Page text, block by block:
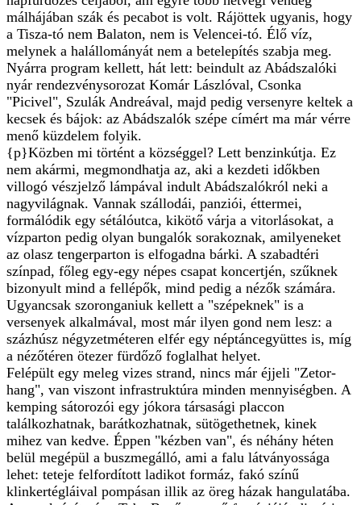
málhájában szák és pecabot is volt. Rájöttek ugyanis, hogy
a Tisza-tó nem Balaton, nem is Velencei-tó. Élő víz,
melynek a halállományát nem a betelepítés szabja meg.
Nyárra program kellett, hát lett: beindult az Abádszalóki
nyár rendezvénysorozat Komár Lászlóval, Csonka
"Picivel", Szulák Andreával, majd pedig versenyre keltek a
kecsek és bájok: az Abádszalók szépe címért ma már vérre
menő küzdelem folyik.
{p}Közben mi történt a községgel? Lett benzinkútja. Ez
nem akármi, megmondhatja az, aki a kezdeti időkben
villogó vészjelző lámpával indult Abádszalókról neki a
nagyvilágnak. Vannak szállodái, panziói, éttermei,
formálódik egy sétálóutca, kikötő várja a vitorlásokat, a
vízparton pedig olyan bungalók sorakoznak, amilyeneket
az olasz tengerparton is elfogadna bárki. A szabadtéri
színpad, főleg egy-egy népes csapat koncertjén, szűknek
bizonyult mind a fellépők, mind pedig a nézők számára.
Ugyancsak szoronganiuk kellett a "szépeknek" is a
versenyek alkalmával, most már ilyen gond nem lesz: a
százhúsz négyzetméteren elfér egy néptáncegyüttes is, míg
a nézőtéren ötezer fürdőző foglalhat helyet.
Felépült egy meleg vizes strand, nincs már éjjeli "Zetor-
hang", van viszont infrastruktúra minden mennyiségben. A
kemping sátorozói egy jókora társasági placcon
találkozhatnak, barátkozhatnak, sütögethetnek, kinek
mihez van kedve. Éppen "kézben van", és néhány héten
belül megépül a buszmegálló, ami a falu látványossága
lehet: teteje felfordított ladikot formáz, fakó színű
klinkertégláival pompásan illik az öreg házak hangulatába.